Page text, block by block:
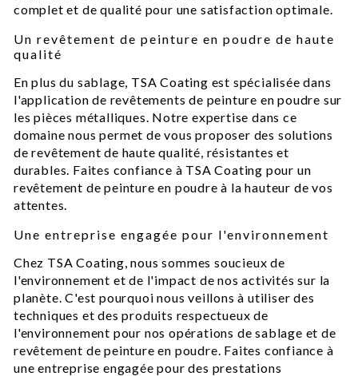
complet et de qualité pour une satisfaction optimale.
Un revêtement de peinture en poudre de haute
qualité
En plus du sablage, TSA Coating est spécialisée dans
l'application de revêtements de peinture en poudre sur
les pièces métalliques. Notre expertise dans ce
domaine nous permet de vous proposer des solutions
de revêtement de haute qualité, résistantes et
durables. Faites confiance à TSA Coating pour un
revêtement de peinture en poudre à la hauteur de vos
attentes.
Une entreprise engagée pour l'environnement
Chez TSA Coating, nous sommes soucieux de
l'environnement et de l'impact de nos activités sur la
planète. C'est pourquoi nous veillons à utiliser des
techniques et des produits respectueux de
l'environnement pour nos opérations de sablage et de
revêtement de peinture en poudre. Faites confiance à
une entreprise engagée pour des prestations